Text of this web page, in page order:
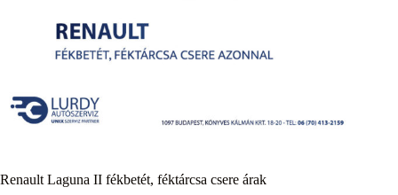
Renault Laguna II fékbetét, féktárcsa csere árak